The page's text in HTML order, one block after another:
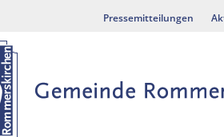
Pressemitteilungen